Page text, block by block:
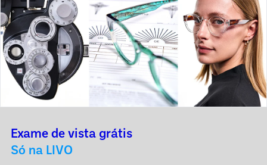
Exame de vista grátis
Só na LIVO